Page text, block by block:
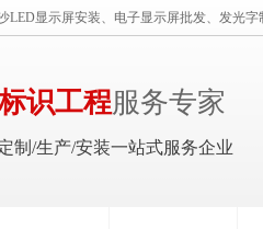
显示屏安装、电子显示屏批发、发光
识工程服务专家
制/生产/安装一站式服务企业